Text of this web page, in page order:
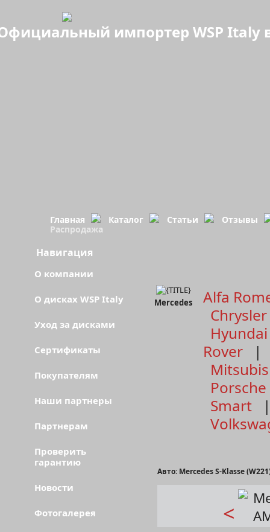
импортер WSP Italy
Главная Каталог Статьи
Отзывы
Распродажа
Mercedes
Alfa
Chrysler
Hyundai
Rover
Porsche
Smart
Авто: Mercedes S-Klasse
<
Навигация
О компании
О дисках WSP Italy
Уход за дисками
Сертификаты
Покупателям
Наши партнеры
Партнерам
Проверить
гарантию
Новости
Фотогалерея